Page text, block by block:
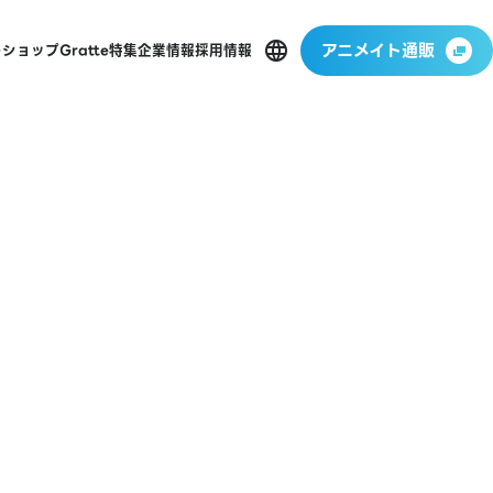
ョップGratte特集企業情報採用情報 アニメイト通販